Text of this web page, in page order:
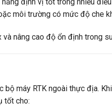
định vị tốt trong nhiều
môi trường có mức độ che
nâng cao độ ổn định trong
bộ máy RTK ngoài thực địa.
tốt cho: